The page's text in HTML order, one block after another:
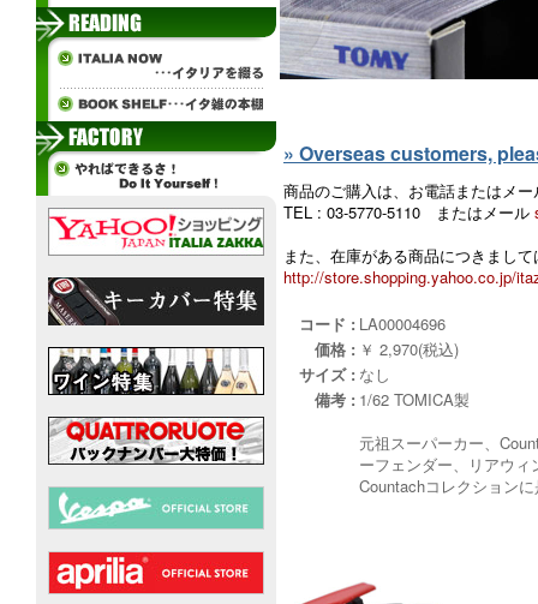
» Overseas customers,
商品のご購入は、お電話またはメ
TEL : 03-5770-5110 またはメール
また、在庫がある商品につきまし
http://store.shopping.yahoo.co.jp/
コード : LA00004696
価格 : ￥ 2,970(税込)
サイズ : なし
備考 : 1/62 TOMICA製
元祖スーパーカー、
ーフェンダー、リアウ
Countachコレクション